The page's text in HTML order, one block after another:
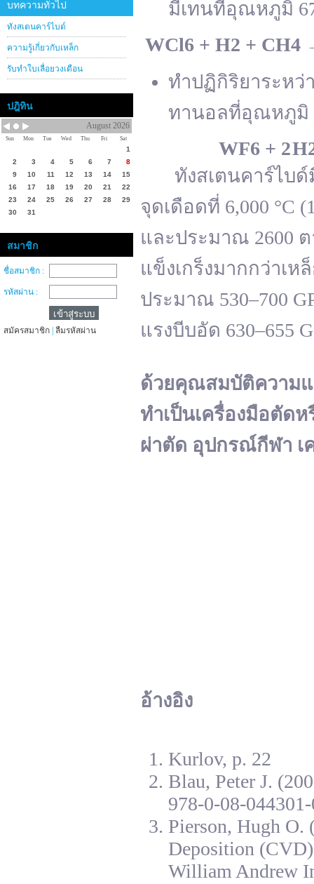
บทความทั่วไป
ทังสเตนคาร์ไบด์
ความรู้เกี่ยวกับเหล็ก
รับทำใบเลื่อยวงเดือน
ปฎิทิน
August 2026
Sun Mon Tue Wed Thu Fri Sat
1
2
3 4 5 6 7
8
9
10 11 12 13 14
15
16
17 18 19 20 21
22
23
24 25 26 27 28
29
30
31
สมาชิก
ชื่อสมาชิก :
รหัสผ่าน :
สมัครสมาชิก ลืมรหัสผ่าน
มีเทนที่อุณหภูมิ
WCl6 + H2 + CH4
ทำปฏิกิริยาระหว่
ทานอลที่อุณหภูมิ
WF6 + 2 H
ทังสเตนคาร์ไบด์มี
จุดเดือดที่ 6,000 °C
และประมาณ 2600
แข็งเกร็งมากกว่าเ
ประมาณ 530–700
แรงบีบอัด 630–655
ด้วยคุณสมบัติความแ
ทำเป็นเครื่องมือตัดห
ผ่าตัด อุปกรณ์กีฬา เ
อ้างอิง
Kurlov, p. 22
Blau, Peter J.
978-0-08-
Pierson, Hugh O.
Deposition
William Andrew